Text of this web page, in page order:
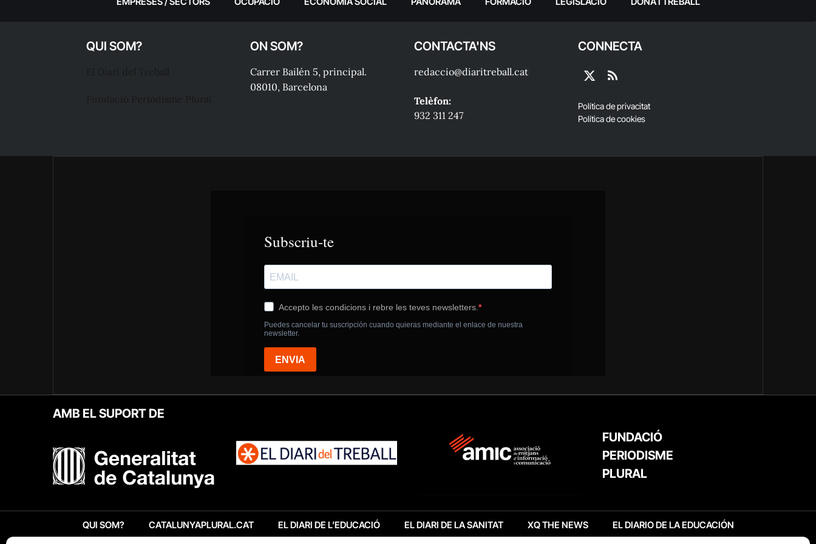
QUI SOM? ON SOM?
Carrer Bailén 5, principal.
08010, Barcelona
CONTACTA'NS
redaccio@diaritreball.cat
Telèfon:
932 311 247
CONNECTA
X
RSS
Política de privacitat
Política de cookies
AMB EL SUPORT DE
FUNDACIÓ
PERIODISME
PLURAL
QUI SOM? CATALUNYAPLURAL.CAT EL DIARI DE L’EDUCACIÓ EL DIARI DE LA SANITAT XQ THE NEWS EL DIARIO DE LA EDUCACIÓN